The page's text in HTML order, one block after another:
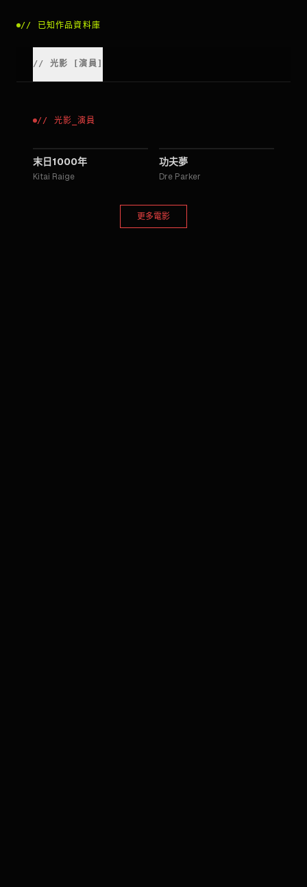
// 已知作品資料庫
// 光影 [演員 ]
// 光影 _演員
末日1000年
Kitai Raige
功夫夢
Dre Parker
更多電影